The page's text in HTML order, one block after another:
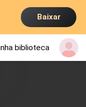
Baixar
biblioteca